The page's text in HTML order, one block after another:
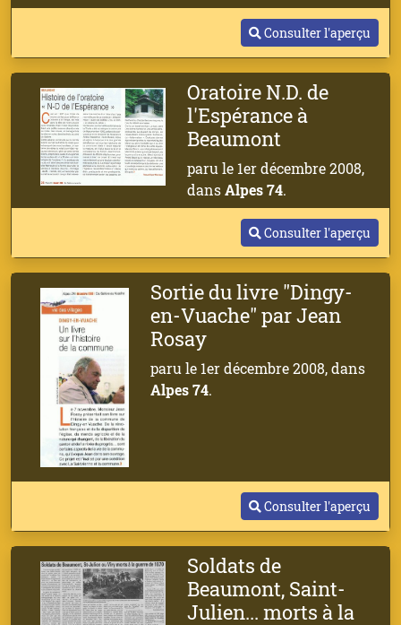
Consulter l'aperçu
Oratoire N.D. de
l'Espérance à
Beaumont
paru le 1er décembre 2008,
dansAlpes 74.
Consulter l'aperçu
Sortie du livre "Dingy-
en-Vuache" par Jean
Rosay
paru le 1er décembre 2008, dans
Alpes 74.
Consulter l'aperçu
Soldats de
Beaumont, Saint-
Julien... morts à la